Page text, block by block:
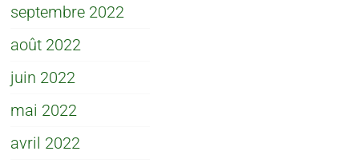
septembre 2022
août 2022
juin 2022
mai 2022
avril 2022